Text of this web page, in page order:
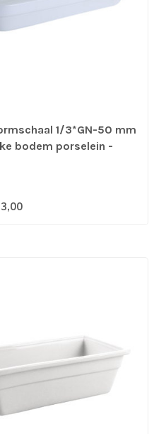
1/3*GN-50 mm
bodem porselein -